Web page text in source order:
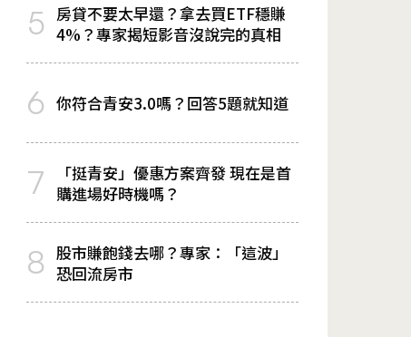
5 房貸不要太早還？拿去買ETF穩賺
4%？專家揭短影音沒說完的真相
6 你符合青安3.0嗎？回答5題就知道
7
「挺青安」優惠方案齊發 現在是首
購進場好時機嗎？
8 股市賺飽錢去哪？專家：「這波」
恐回流房市